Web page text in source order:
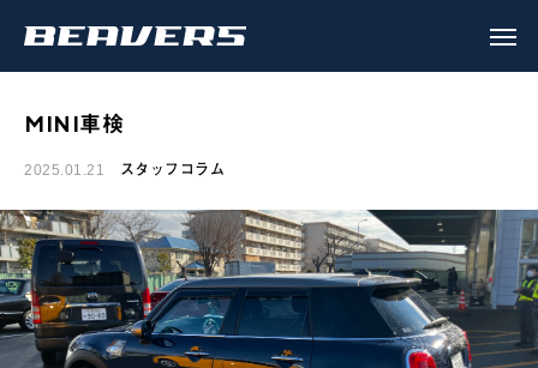
MINI車検
2025.01.21 スタッフコラム